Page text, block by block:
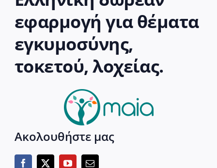
εφαρμογή για θέματα
εγκυμοσύνης,
τοκετού, λοχείας.
Ακολουθήστε μας